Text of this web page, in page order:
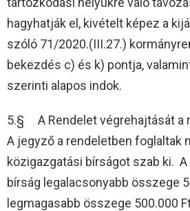
hagyhatják el, kivételt képez a
szóló 71/2020.(III.27.)
bekezdés c) és k) pontja,
szerinti alapos indok.
5.§ A Rendelet végrehajtását a
A jegyző a rendeletben foglaltak
közigazgatási bírságot szab ki.
bírság legalacsonyabb összege
legmagasabb összege 500.000